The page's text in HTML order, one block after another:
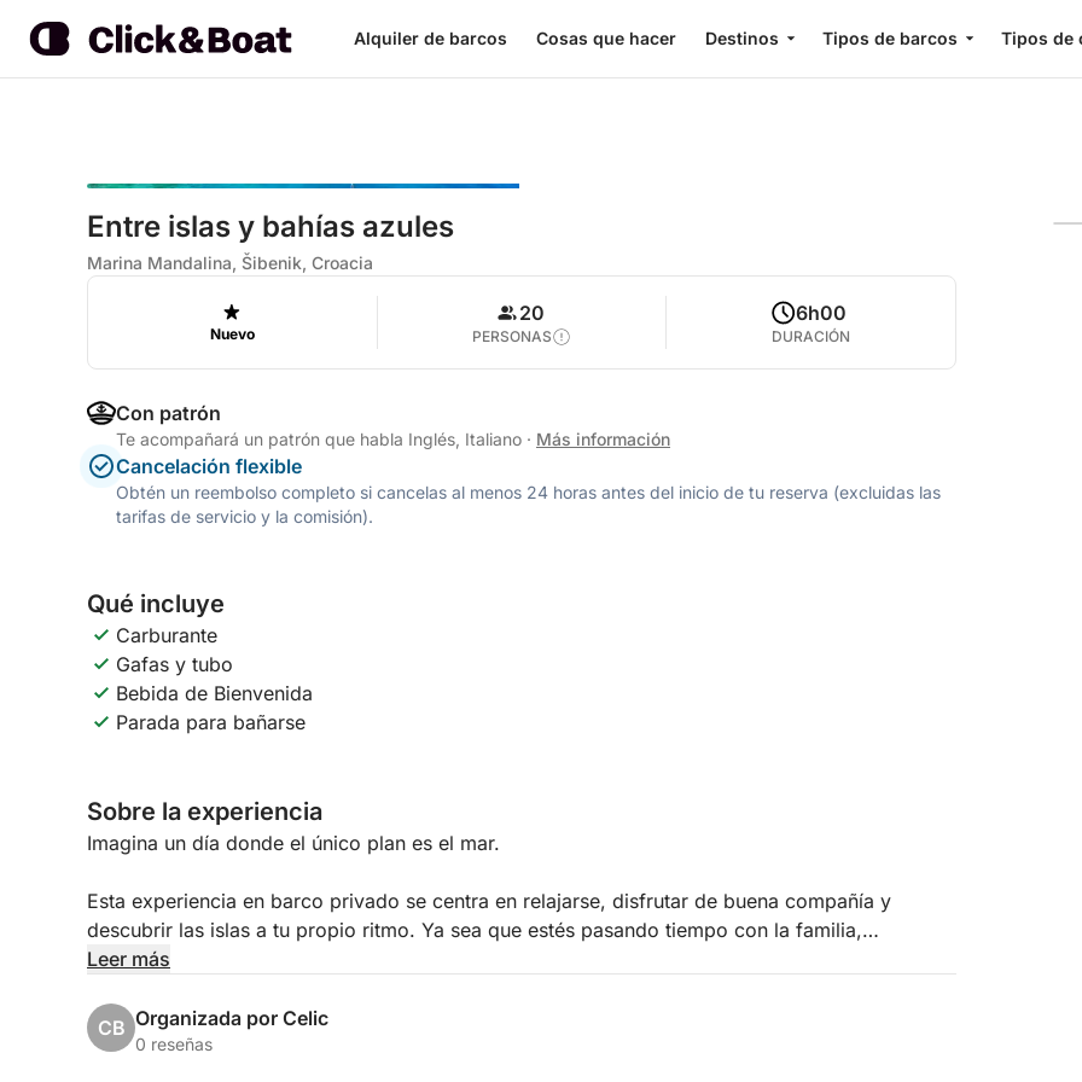
Alquiler de barcos Cosas que hacer Destinos Tipos de barcos Tipos de
Entre islas y bahías azules
Marina Mandalina, Šibenik, Croacia
Nuevo
20
PERSONAS
6h00
DURACIÓN
Con patrón
Te acompañará un patrón que habla Inglés, Italiano · Más información
Cancelación flexible
Obtén un reembolso completo si cancelas al menos 24 horas antes del inicio de tu reserva (excluidas las
tarifas de servicio y la comisión).
Qué incluye
Carburante
Gafas y tubo
Bebida de Bienvenida
Parada para bañarse
Sobre la experiencia
Imagina un día donde el único plan es el mar.
Esta experiencia en barco privado se centra en relajarse, disfrutar de buena compañía y
descubrir las islas a tu propio ritmo. Ya sea que estés pasando tiempo con la familia,
celebrando con amigos u organizando algo especial para tu equipo, el día se desarrolla
Subirás a bordo de un hermoso barco tradicional de madera, lleno de carácter y encanto
Leer más
CB Organizada por Celic
0 reseñas